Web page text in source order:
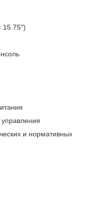
15.75")
и нормативных